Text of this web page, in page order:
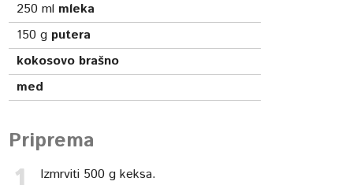
250 ml mleka
150 g putera
kokosovo brašno
med
Priprema
Izmrviti 500 g keksa.